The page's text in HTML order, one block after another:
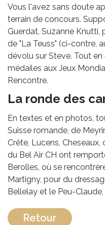
Vous l'avez sans doute
terrain de concours.
Guerdat, Suzanne Knutti,
de "La Teuss" (ci-contre,
dévolu sur Steve. Tout
médailes aux Jeux
Rencontre.
La ronde des
En textes et en photos,
Suisse romande, de
Crête, Lucens,
du Bel Air CH ont
Berolles, où se
Martigny, pour du
Bellelay et le Peu-
Retour